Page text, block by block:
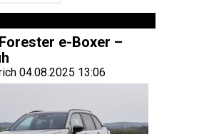
e-Boxer –
04.08.2025 13:06